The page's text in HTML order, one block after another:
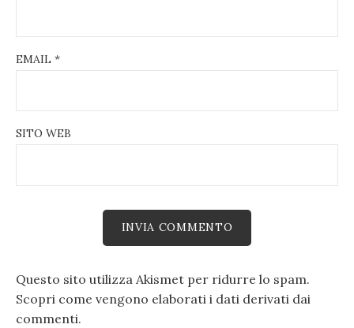
EMAIL *
SITO WEB
Questo sito utilizza Akismet per ridurre lo spam.
Scopri come vengono elaborati i dati derivati dai
commenti.